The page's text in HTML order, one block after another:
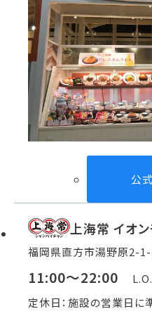
公
上海常 イオ
福岡県直方市湯野原2-1-
11:00～22:00
定休日：施設の営業日に